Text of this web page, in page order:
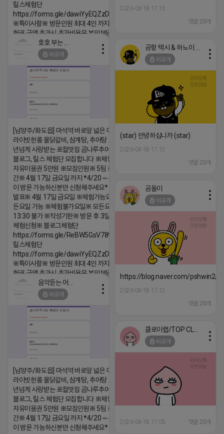
릴스체험단
https://forms.gle/dawiYyEQZzDdqf8W8
※특이사항※ 방문인원 최대 4인 까지 가능 체
험권 금액 초과시 초과비용은 본인부담입니다.
2026-04-18 17:18
2026-04-18 17:15
댓글:20개
비공개
[남양주/화도읍] 마석역 바로앞 넓은 매장과, 프
라이빗한룸 물닭갈비, 삼계탕, 추어탕 맛집 10
년넘게 사랑받는 로컬맛집 곰나루추어탕에서
블로그, 릴스 체험단 모집합니다 ※체험메뉴※
자유이용권 5만원 ※모집인원※ 5팀 ※모집기
간※ 4월 17일 금요일 까지 *4/20 ~ 4/26 사
이 방문 가능하신분만 신청해주세요* ※체험단
발표※ 4월 17일 금요일 ※체험가능요일※ 모
든요일 가능 ※체험불가요일※ 모든요일 12 ~
13:30 불가 ※작성기한※ 방문 후 3일 이내 ※
체험신청※ 블로그체험단
https://forms.gle/ReBW5GsV789ur2Pz6
릴스체험단
https://forms.gle/dawiYyEQZzDdqf8W8
※특이사항※ 방문인원 최대 4인 까지 가능 체
험권 금액 초과시 초과비용은 본인부담입니다.
2026-04-18 17:13
비공개
(star) 안녕하십니까 (star)
2026-04-18 17:12
댓글:20개
공돌이
비공개
https://blog.naver.com/pshwin2/
2026-04-18 17:12
댓글:20개
비공개
[남양주/화도읍] 마석역 바로앞 넓은 매장과, 프
라이빗한룸 물닭갈비, 삼계탕, 추어탕 맛집 10
년넘게 사랑받는 로컬맛집 곰나루추어탕에서
블로그, 릴스 체험단 모집합니다 ※체험메뉴※
자유이용권 5만원 ※모집인원※ 5팀 ※모집기
간※ 4월 17일 금요일 까지 *4/20 ~ 4/26 사
이 방문 가능하신분만 신청해주세요* ※체험단
비공개
2026-04-18 17:05 댓글:20개